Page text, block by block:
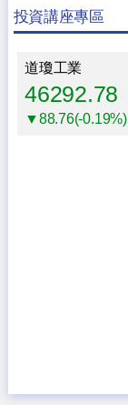
投資講座專區
道瓊工業
46292.78
▼88.76(-0.19%)